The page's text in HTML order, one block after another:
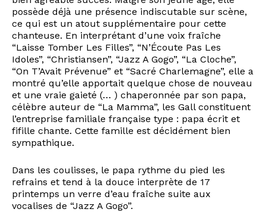
possède déjà une présence indiscutable sur scène,
ce qui est un atout supplémentaire pour cette
chanteuse. En interprétant d’une voix fraîche
“Laisse Tomber Les Filles”, “N’Écoute Pas Les
Idoles”, “Christiansen”, “Jazz A Gogo”, “La Cloche”,
“On T’Avait Prévenue” et “Sacré Charlemagne”, elle a
montré qu’elle apportait quelque chose de nouveau
et une vraie gaieté (… ) chaperonnée par son papa,
célèbre auteur de “La Mamma”, les Gall constituent
l’entreprise familiale française type : papa écrit et
fifille chante. Cette famille est décidément bien
sympathique.
Dans les coulisses, le papa rythme du pied les
refrains et tend à la douce interprète de 17
printemps un verre d’eau fraîche suite aux
vocalises de “Jazz A Gogo”.